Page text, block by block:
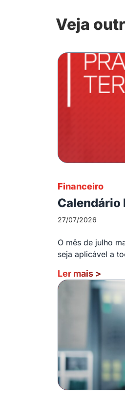
Veja
Financeiro
Calendário
27/07/2026
O mês de julho
seja aplicável a
Ler mais >